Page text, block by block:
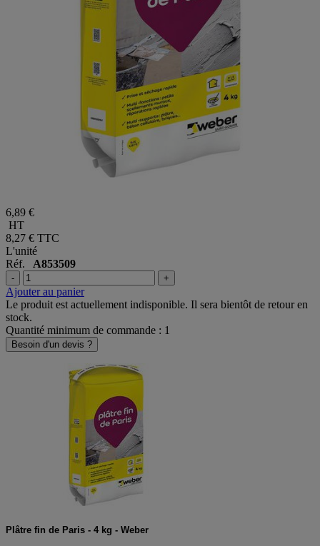
6,89 €
HT
8,27 € TTC
L'unité
Réf. A853509
- +
Ajouter au panier
Le produit est actuellement indisponible. Il sera bientôt de retour en
stock.
Quantité minimum de commande : 1
Besoin d'un devis ?
Plâtre fin de Paris - 4 kg - Weber